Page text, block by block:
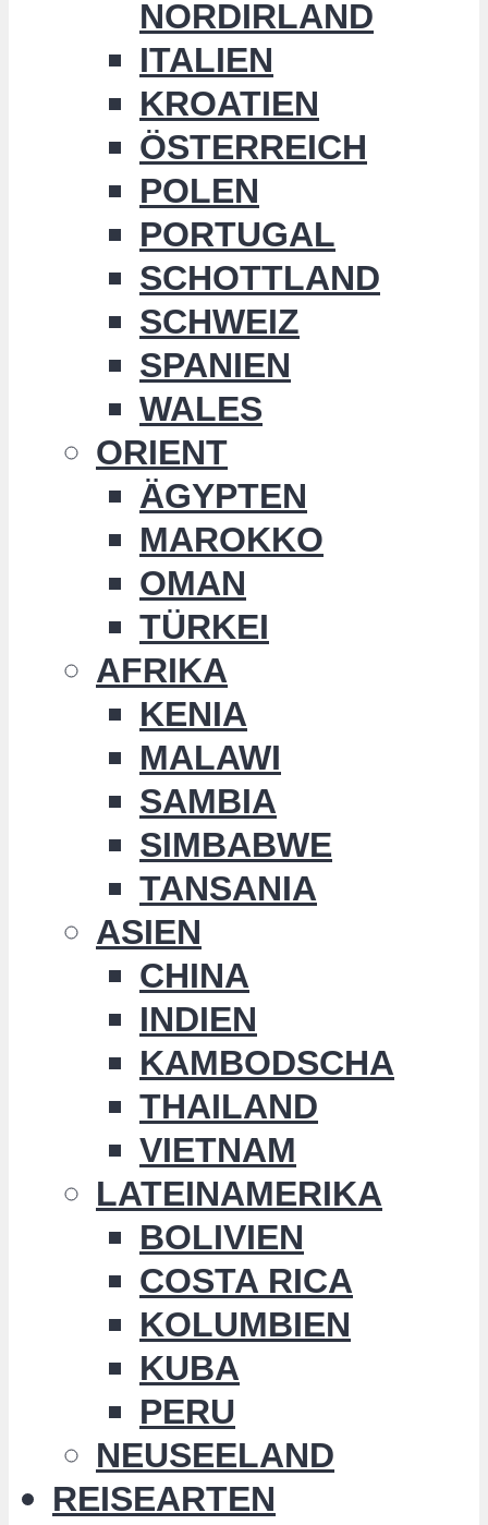
NORDIRLAND
ITALIEN
KROATIEN
ÖSTERREICH
POLEN
PORTUGAL
SCHOTTLAND
SCHWEIZ
SPANIEN
WALES
ORIENT
ÄGYPTEN
MAROKKO
OMAN
TÜRKEI
AFRIKA
KENIA
MALAWI
SAMBIA
SIMBABWE
TANSANIA
ASIEN
CHINA
INDIEN
KAMBODSCHA
THAILAND
VIETNAM
LATEINAMERIKA
BOLIVIEN
COSTA RICA
KOLUMBIEN
KUBA
PERU
NEUSEELAND
REISEARTEN